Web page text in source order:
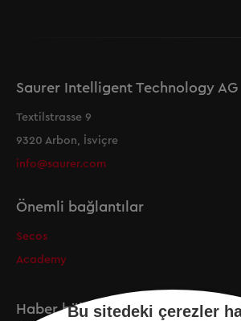
Saurer Intelligent Technology AG
Textilstrasse 9
9320 Arbon, İsviçre
info@saurer.com
Önemli bağlantılar
Secos
Academy
Haber bülteniBu sitedeki çerezler